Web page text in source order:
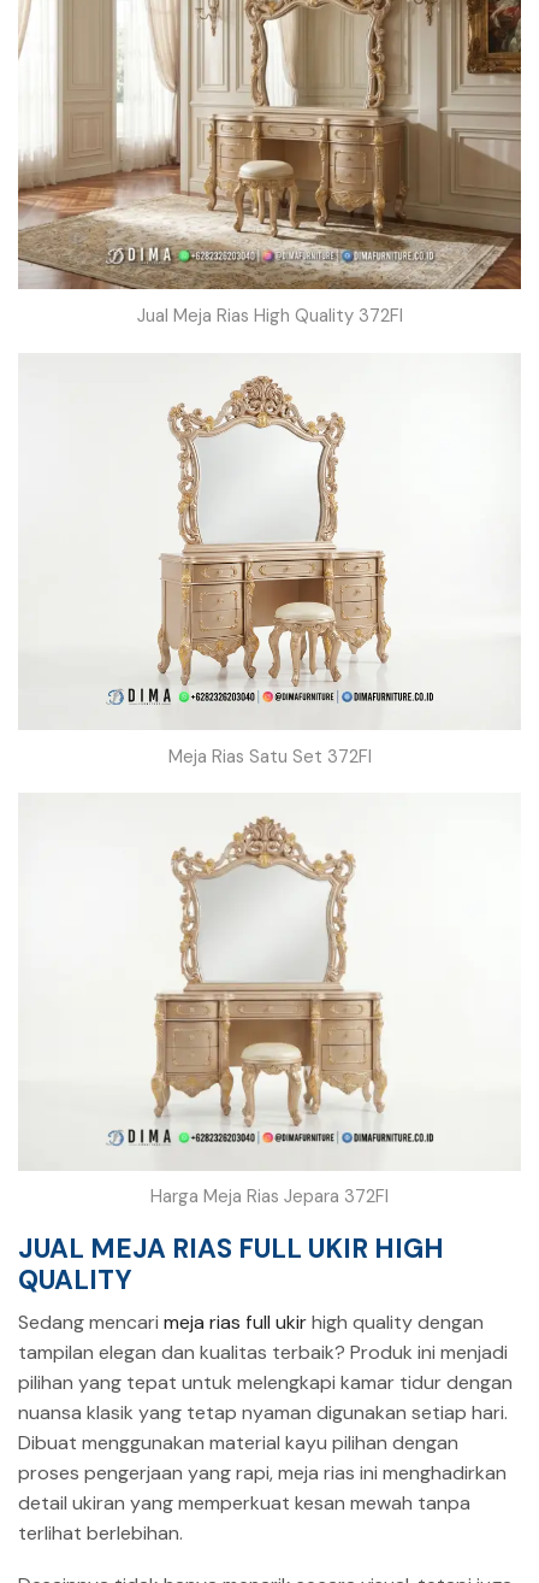
Jual Meja Rias High Quality 372FI
Meja Rias Satu Set 372FI
Harga Meja Rias Jepara 372FI
JUAL MEJA RIAS FULL UKIR HIGH
QUALITY
Sedang mencari meja rias full ukirhigh quality dengan
tampilan elegan dan kualitas terbaik? Produk ini menjadi
pilihan yang tepat untuk melengkapi kamar tidur dengan
nuansa klasik yang tetap nyaman digunakan setiap hari.
Dibuat menggunakan material kayu pilihan dengan
proses pengerjaan yang rapi, meja rias ini menghadirkan
detail ukiran yang memperkuat kesan mewah tanpa
terlihat berlebihan.